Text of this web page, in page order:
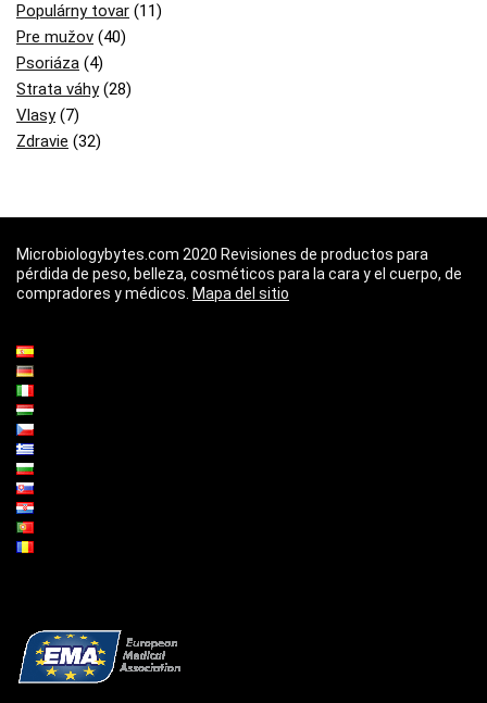
Populárny tovar (11)
Pre mužov (40)
Psoriáza (4)
Strata váhy(28)
Vlasy(7)
Zdravie (32)
Microbiologybytes.com 2020 Revisiones de productos para
pérdida de peso, belleza, cosméticos para la cara y el cuerpo, de
compradores y médicos. Mapa del sitio